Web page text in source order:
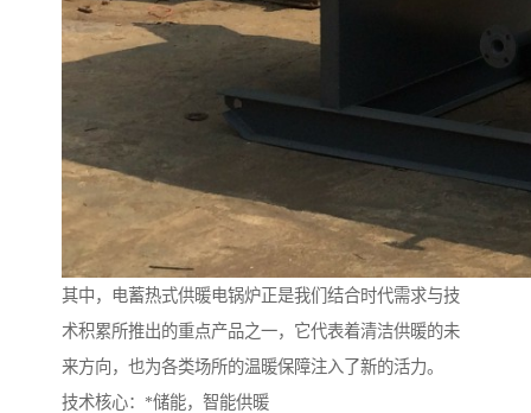
其中，电蓄热式供暖电锅炉正是我们结合时代需求与技
术积累所推出的重点产品之一，它代表着清洁供暖的未
来方向，也为各类场所的温暖保障注入了新的活力。
技术核心：*储能，智能供暖